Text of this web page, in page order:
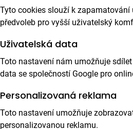
Tyto cookies slouží k zapamatování
předvoleb pro vyšší uživatelský
Uživatelská data
Toto nastavení nám umožňuje
data se společností Google pro
Personalizovaná reklama
Toto nastavení umožňuje
personalizovanou reklamu.